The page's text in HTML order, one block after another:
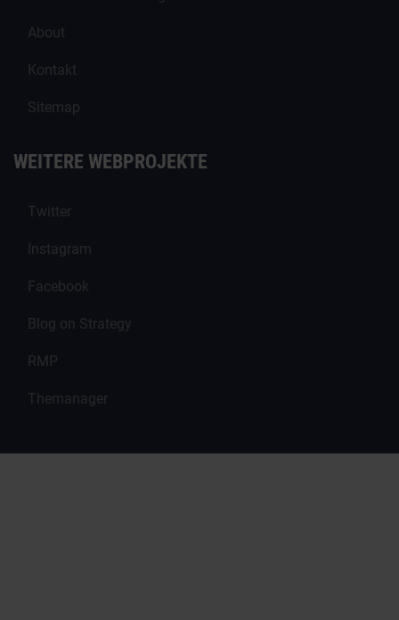
About
Kontakt
Sitemap
WEITERE WEBPROJEKTE
Twitter
Instagram
Facebook
Blog on Strategy
RMP
Themanager